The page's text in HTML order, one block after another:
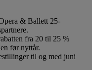
& Ballett 25-
fra 20 til 25 %
før nyttår.
til og med juni